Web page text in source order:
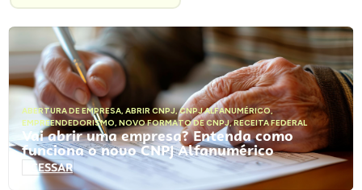
ABERTURA DE EMPRESA, ABRIR CNPJ,CNPJ ALFANUMÉRICO,
EMPREENDEDORISMO, NOVO FORMATO DE CNPJ,RECEITA FEDERAL
Vai abrir uma empresa? Entenda como
funciona o novo CNPJ Alfanumérico
ACESSAR